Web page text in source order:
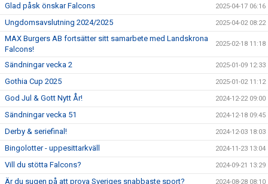
Glad påsk önskar Falcons 2025-04-17 06:16
Ungdomsavslutning 2024/2025 2025-04-02 08:22
MAX Burgers AB fortsätter sitt samarbete med Landskrona
Falcons!
2025-02-18 11:18
Sändningar vecka 2 2025-01-09 12:33
Gothia Cup 2025 2025-01-02 11:12
God Jul & Gott Nytt År! 2024-12-22 09:00
Sändningar vecka 51 2024-12-18 09:45
Derby & seriefinal! 2024-12-03 18:03
Bingolotter - uppesittarkväll 2024-11-23 13:04
Vill du stötta Falcons? 2024-09-21 13:29
Är du sugen på att prova Sveriges snabbaste sport? 2024-08-28 08:10